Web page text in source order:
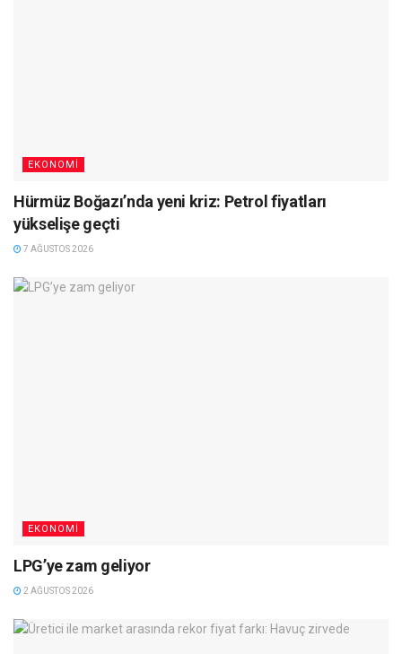
EKONOMI
Hürmüz Boğazı’nda yeni kriz: Petrol fiyatları
yükselişe geçti
7 AĞUSTOS 2026
EKONOMI
LPG’ye zam geliyor
2 AĞUSTOS 2026